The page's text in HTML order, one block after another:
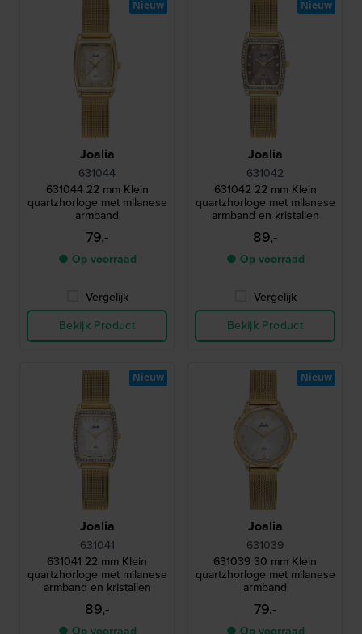
Joalia
631044
631044 22 mm Klein
quartzhorloge met milanese
armband
79,-
● Op voorraad
Vergelijk
Bekijk Product
Nieuw
Joalia
631042
631042 22 mm Klein
quartzhorloge met milanese
armband en kristallen
89,-
● Op voorraad
Vergelijk
Bekijk Product
Nieuw
Joalia
631041
631041 22 mm Klein
quartzhorloge met milanese
armband en kristallen
89,-
Nieuw
Joalia
631039
631039 30 mm Klein
quartzhorloge met milanese
armband
79,-
Nieuw